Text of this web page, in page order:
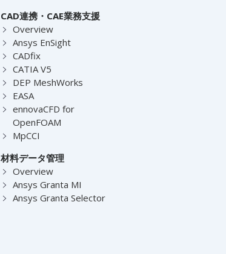
CAD連携・CAE業務支援
Overview
Ansys EnSight
CADfix
CATIA V5
DEP MeshWorks
EASA
ennovaCFD for
OpenFOAM
MpCCI
材料データ管理
Overview
Ansys Granta MI
Ansys Granta Selector